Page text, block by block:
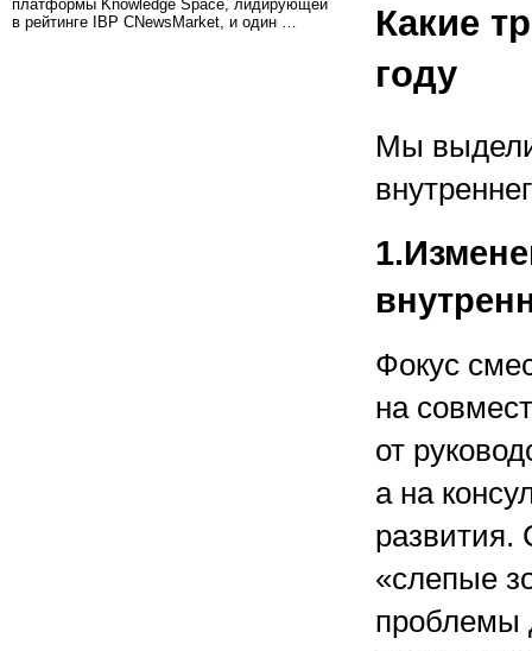
платформы Knowledge Space, лидирующей
в рейтинге IBP CNewsMarket, и один …
Какие
году
Мы
Фокус
на
от
а на
развития.
«слепые
проблемы